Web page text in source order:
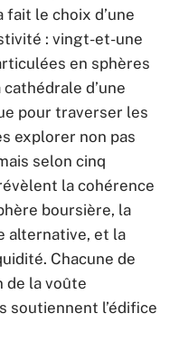
fait le choix d’une
: vingt-et-une
en sphères
d’une
pour traverser les
explorer non pas
selon cinq
la cohérence
boursière, la
alternative, et la
Chacune de
de la voûte
soutiennent l’édifice